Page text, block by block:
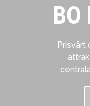
BO
Prisvärt